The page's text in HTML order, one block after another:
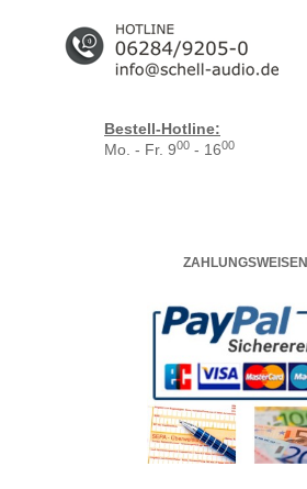
Bestell-Hotline:
Mo. - Fr. 900 - 1600
ZAHLUNGSWEISEN